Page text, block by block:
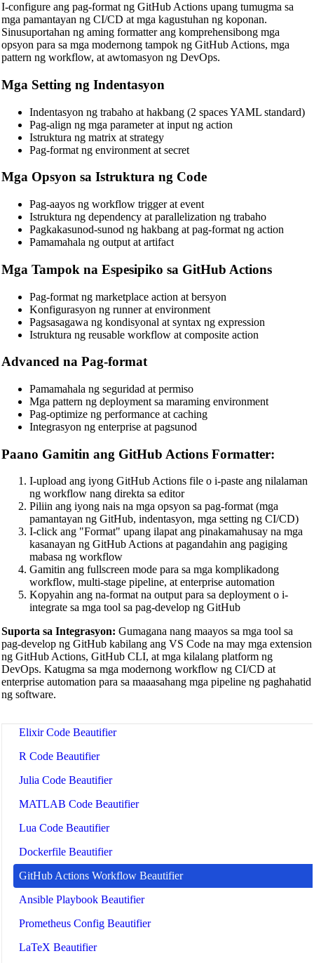
HTML Beautifier
CSS Beautifier
JavaScript Beautifier
TypeScript Beautifier
JSX Beautifier
Vue Beautifier
SCSS Beautifier
JSON Beautifier
XML Beautifier
YAML Beautifier
MySQL SQL Beautifier
PostgreSQL SQL Beautifier
MongoDB Query Beautifier
Python Beautifier
Java Code Beautifier
PHP Beautifier
Dart Code Beautifier
INI Beautifier
CSV Beautifier
Redis Command Beautifier
Shell Script Beautifier
Batch Script Beautifier
C/C++ Code Beautifier
CUDA Code Beautifier
Scala Code Beautifier
Elixir Code Beautifier
R Code Beautifier
Julia Code Beautifier
MATLAB Code Beautifier
Lua Code Beautifier
Dockerfile Beautifier
GitHub Actions Workflow Beautifier
Ansible Playbook Beautifier
Prometheus Config Beautifier
LaTeX Beautifier
I-configure ang pag-format ng GitHub Actions upang tumugma sa
mga pamantayan ng CI/CD at mga kagustuhan ng koponan.
Sinusuportahan ng aming formatter ang komprehensibong mga
opsyon para sa mga modernong tampok ng GitHub Actions, mga
pattern ng workflow, at awtomasyon ng DevOps.
Mga Setting ng Indentasyon
Indentasyon ng trabaho at hakbang (2 spaces YAML standard)
Pag-align ng mga parameter at input ng action
Istruktura ng matrix at strategy
Pag-format ng environment at secret
Mga Opsyon sa Istruktura ng Code
Pag-aayos ng workflow trigger at event
Istruktura ng dependency at parallelization ng trabaho
Pagkakasunod-sunod ng hakbang at pag-format ng action
Pamamahala ng output at artifact
Mga Tampok na Espesipiko sa GitHub Actions
Pag-format ng marketplace action at bersyon
Konfigurasyon ng runner at environment
Pagsasagawa ng kondisyonal at syntax ng expression
Istruktura ng reusable workflow at composite action
Advanced na Pag-format
Pamamahala ng seguridad at permiso
Mga pattern ng deployment sa maraming environment
Pag-optimize ng performance at caching
Integrasyon ng enterprise at pagsunod
Paano Gamitin ang GitHub Actions Formatter:
I-upload ang iyong GitHub Actions file o i-paste ang nilalaman
ng workflow nang direkta sa editor
Piliin ang iyong nais na mga opsyon sa pag-format (mga
pamantayan ng GitHub, indentasyon, mga setting ng CI/CD)
I-click ang "Format" upang ilapat ang pinakamahusay na mga
kasanayan ng GitHub Actions at pagandahin ang pagiging
mabasa ng workflow
Gamitin ang fullscreen mode para sa mga komplikadong
workflow, multi-stage pipeline, at enterprise automation
Kopyahin ang na-format na output para sa deployment o i-
integrate sa mga tool sa pag-develop ng GitHub
Suporta sa Integrasyon: Gumagana nang maayos sa mga tool sa
pag-develop ng GitHub kabilang ang VS Code na may mga extension
ng GitHub Actions, GitHub CLI, at mga kilalang platform ng
DevOps. Katugma sa mga modernong workflow ng CI/CD at
enterprise automation para sa maaasahang mga pipeline ng paghahatid
ng software.